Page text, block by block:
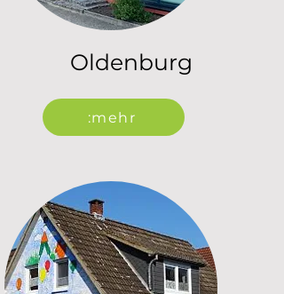
Oldenburg
:mehr